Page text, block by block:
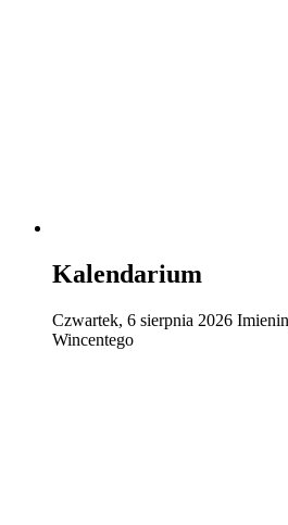
Kalendarium
Czwartek, 6 sierpnia 2026
Wincentego